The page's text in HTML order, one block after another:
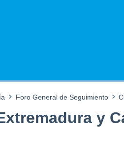
Foro General de Seguimiento
y